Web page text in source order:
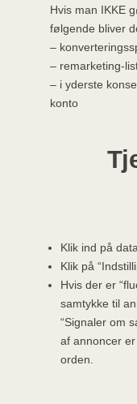
Hvis man IKKE
følgende bliver
–
– remarketing-
– i yderste
konto
Klik ind på
Klik på
Hvis der er
samtykke til
“Signaler om
af annoncer
orden.